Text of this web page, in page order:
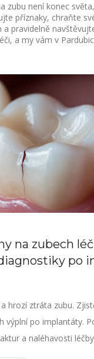
zubu není konec
příznaky, chraňte
pravidelně
a my vám v
na zubech
po
hrozí ztráta zubu.
výplní po implantáty.
a naléhavosti